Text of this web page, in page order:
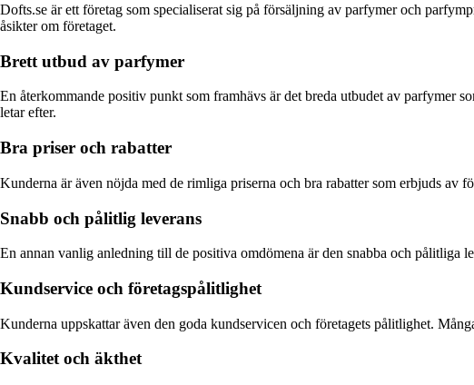
Dofts.se är ett företag som specialiserat sig på försäljning av parfymer och
åsikter om företaget.
Brett utbud av parfymer
En återkommande positiv punkt som framhävs är det breda utbudet av parfymer
letar efter.
Bra priser och rabatter
Kunderna är även nöjda med de rimliga priserna och bra rabatter som erbjuds
Snabb och pålitlig leverans
En annan vanlig anledning till de positiva omdömena är den snabba och pålitliga
Kundservice och företagspålitlighet
Kunderna uppskattar även den goda kundservicen och företagets pålitlighet.
Kvalitet och äkthet